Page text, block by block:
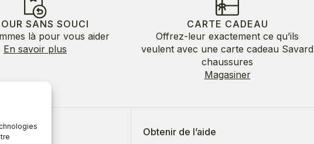
SANS SOUCI
là pour vous aider
En savoir plus
CARTE CADEAU
Offrez-leur exactement ce qu’ils
veulent avec une carte cadeau Savard
chaussures
Magasiner
nous Obtenir de l’aide